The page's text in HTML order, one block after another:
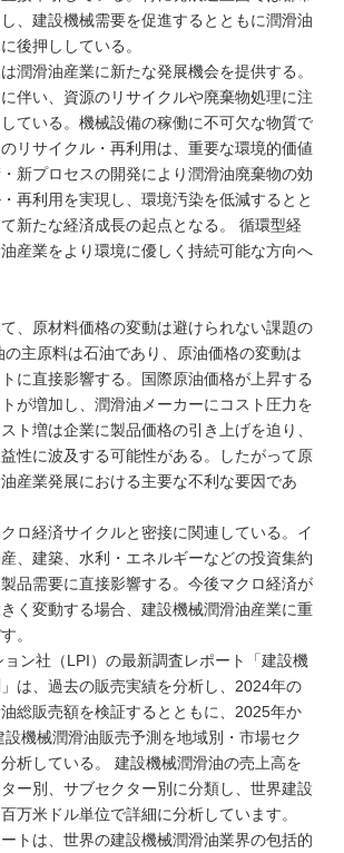
、建設機械需要を促進するとともに潤滑油
後押ししている。
潤滑油産業に新たな発展機会を提供する。
伴い、資源のリサイクルや廃棄物処理に注
ている。機械設備の稼働に不可欠な物質で
リサイクル・再利用は、重要な環境的価値
新プロセスの開発により潤滑油廃棄物の効
再利用を実現し、環境汚染を低減するとと
新たな経済成長の起点となる。 循環型経
産業をより環境に優しく持続可能な方向へ
、原材料価格の変動は避けられない課題の
主原料は石油であり、原油価格の変動は
に直接影響する。国際原油価格が上昇する
が増加し、潤滑油メーカーにコスト圧力を
ト増は企業に製品価格の引き上げを迫り、
性に波及する可能性がある。したがって原
産業発展における主要な不利な要因であ
ロ経済サイクルと密接に関連している。イ
、建築、水利・エネルギーなどの投資集約
品需要に直接影響する。今後マクロ経済が
く変動する場合、建設機械潤滑油産業に重
。
ン社（LPI）の最新調査レポート「建設機
は、過去の販売実績を分析し、2024年の
総販売額を検証するとともに、2025年か
設機械潤滑油販売予測を地域別・市場セク
析している。 建設機械潤滑油の売上高を
ー別、サブセクター別に分類し、世界建設
万米ドル単位で詳細に分析しています。
トは、世界の建設機械潤滑油業界の包括的